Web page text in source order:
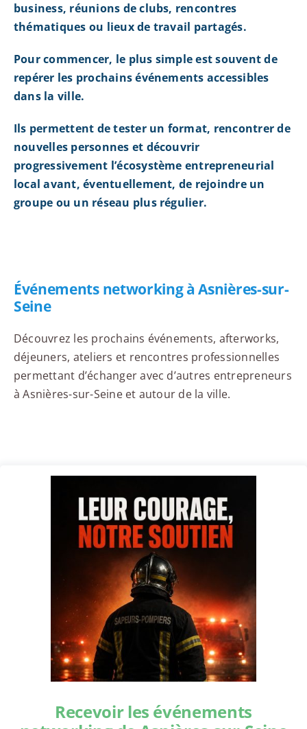
business, réunions de clubs, rencontres
thématiques ou lieux de travail partagés.
Pour commencer, le plus simple est souvent de
repérer les prochains événements accessibles
dans la ville.
Ils permettent de tester un format, rencontrer de
nouvelles personnes et découvrir
progressivement l’écosystème entrepreneurial
local avant, éventuellement, de rejoindre un
groupe ou un réseau plus régulier.
Événements networking à Asnières-sur-
Seine
Découvrez les prochains événements, afterworks,
déjeuners, ateliers et rencontres professionnelles
permettant d’échanger avec d’autres entrepreneurs
à Asnières-sur-Seine et autour de la ville.
Recevoir les événements